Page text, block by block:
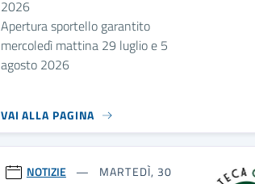
2026
Apertura sportello garantito
mercoledì mattina 29 luglio e 5
agosto 2026
VAI ALLA PAGINA
NOTIZIE
MARTEDÌ, 30